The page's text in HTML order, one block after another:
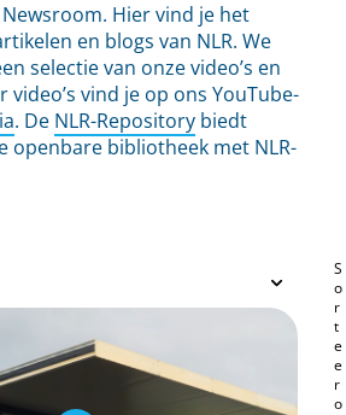
Hier vind je het
en blogs van NLR. We
selectie van onze video’s en
video’s vind je op ons YouTube-
. De NLR-Repositorybiedt
openbare bibliotheek met NLR-